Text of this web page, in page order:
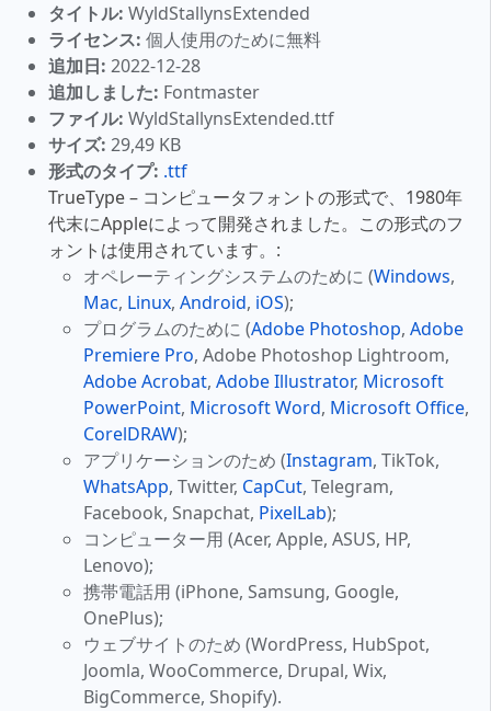
タイトル: WyldStallynsExtended
ライセンス: 個人使用のために無料
追加日: 2022-12-28
追加しました: Fontmaster
ファイル: WyldStallynsExtended.ttf
サイズ: 29,49 KB
形式のタイプ: .ttf
TrueType – コンピュータフォントの形式で、1980年
代末にAppleによって開発されました。この形式のフ
ォントは使用されています。:
オペレーティングシステムのために (Windows,
Mac, Linux, Android, iOS);
プログラムのために (Adobe Photoshop, Adobe
Premiere Pro, Adobe Photoshop Lightroom,
Adobe Acrobat, Adobe Illustrator, Microsoft
PowerPoint, Microsoft Word, Microsoft Office,
CorelDRAW);
アプリケーションのため (Instagram, TikTok,
WhatsApp, Twitter, CapCut, Telegram,
Facebook, Snapchat, PixelLab);
コンピューター用 (Acer, Apple, ASUS, HP,
Lenovo);
携帯電話用 (iPhone, Samsung, Google,
OnePlus);
ウェブサイトのため (WordPress, HubSpot,
Joomla, WooCommerce, Drupal, Wix,
BigCommerce, Shopify).